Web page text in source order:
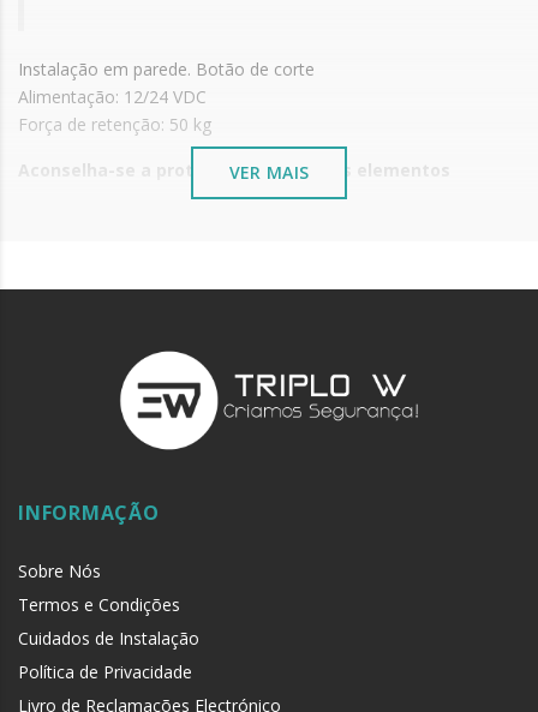
Instalação em parede. Botão de corte
Alimentação: 12/24 VDC
Força de retenção: 50 kg
Aconselha-se a protecção de todos os elementos
metálicos instalados junto ao mar ou ambientes
VER MAIS
INFORMAÇÃO
Sobre Nós
Termos e Condições
Cuidados de Instalação
Política de Privacidade
Livro de Reclamações Electrónico